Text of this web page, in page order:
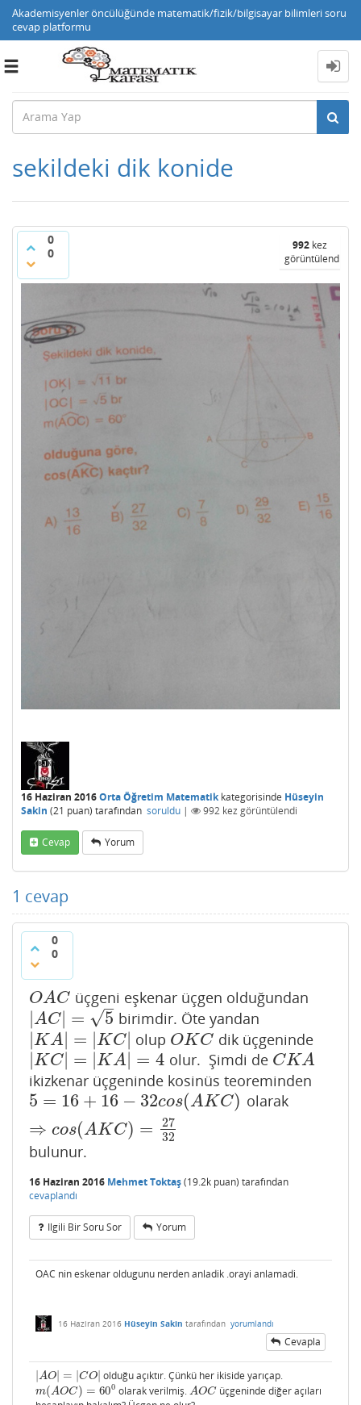
Akademisyenler öncülüğünde matematik/fizik/bilgisayar bilimleri soru
cevap platformu
Toggle
sekildeki dik konide
0
0
992 kez
görüntülendi
16 Haziran 2016Orta Öğretim Matematikkategorisinde Hüseyin
Sakin (21 puan) tarafından soruldu | 992 kez görüntülendi
Cevap Yorum
1 cevap
0
0
OAC
OAC üçgeni eşkenar üçgen olduğundan
|AC| = 5
–
√
|AC| 5 birimdir. Öte yandan
|KA| = |KC|
|KA| |K | olup OKC
OKC dik üçgeninde
|KC| = |KA| = 4
|KC|= |K |=4 olur. Şimdi de CKA
CKA
ikizkenar üçgeninde kosinüs teoreminden
5 = 16 + 16 − 32cos(AKC)
⇒ cos(AKC) =
27
32
5 =16 +16−32cos( AKC)⇒cos(AKC)= 2732
olarak
bulunur.
16 Haziran 2016 Mehmet Toktaş(19.2k puan) tarafından
cevaplandı
Ilgili Bir Soru Sor Yorum
OAC nin eskenar oldugunu nerden anladik .orayi anlamadi.
16 Haziran 2016 Hüseyin Sakin tarafından yorumlandı
Cevapla
AO = |CO|
|AO| =| O| olduğu açıktır. Çünkü her ikiside yarıçap.
m(AOC) = 600
m(AOC)=600 olarak verilmiş.AOC
AOC üçgeninde diğer açıları